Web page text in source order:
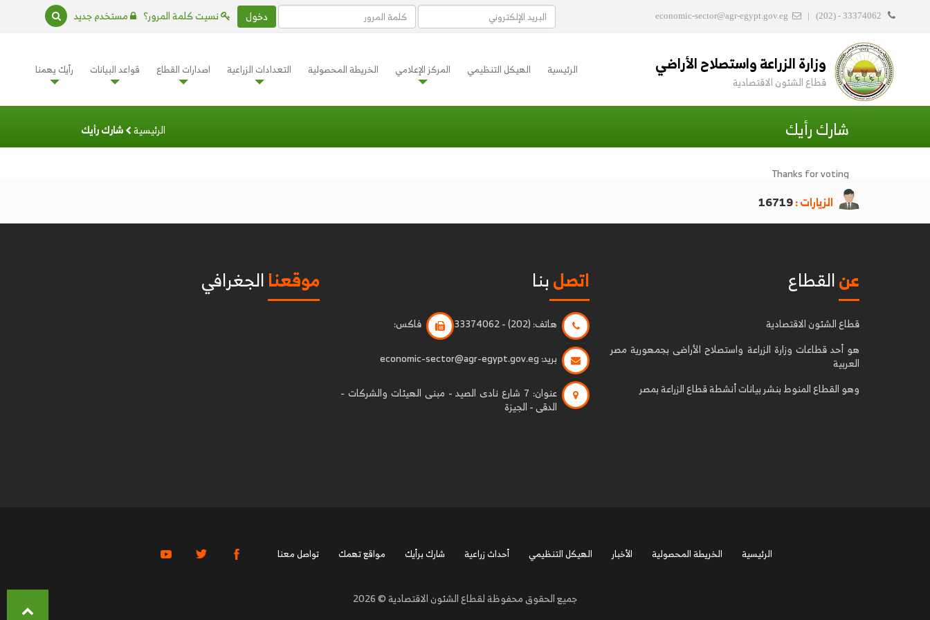
(202) - 33374062
|
economic-sector@agr-egypt.gov.eg دخول نسيت كلمة المرور؟ مستخدم جديد
وزارة الزراعة واستصلاح الأراضي
قطاع الشئون الاقتصادية
الرئيسية الهيكل التنظيمي المركز الإعلامي الخريطة المحصولية التعدادات الزراعية اصدارات القطاع قواعد البيانات رأيك يهمنا
شارك رأيك الرئيسية شارك رأيك
Thanks for voting
الزيارات :16719
عنالقطاع
قطاع الشئون الاقتصادية
هو أحد قطاعات وزارة الزراعة واستصلاح الأراضى بجمهورية مصر
العربية
وهو القطاع المنوط بنشر بيانات أنشطة قطاع الزراعة بمصر
اتصلبنا
هاتف: (202) - 33374062
فاكس:
بريد:
عنوان:
7 شارع نادى الصيد - مبنى الهيئات والشركات -
الدقى - الجيزة
موقعناالجغرافي
الرئيسية الخريطة المحصولية الأخبار الهيكل التنظيمي أحداث زراعية شارك برأيك مواقع تهمك تواصل معنا
جميع الحقوق محفوظة لقطاع الشئون الاقتصادية © 2026